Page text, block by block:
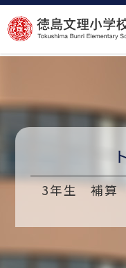
コ
ン
ス
プ
3年生 補算